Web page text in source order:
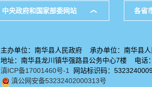
中央政府和国家部委网站 各省
主办单位：南华县人民政府 承办单位：南华县人
地址：南华县龙川镇华强路县公务中心7楼 电
滇ICP备17001460号-1
网站标识码：
滇公网安备53232402000313号